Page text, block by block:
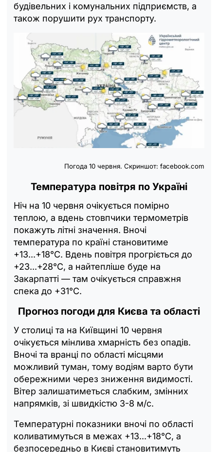
будівельних і комунальних підприємств, а
також порушити рух транспорту.
Погода 10 червня. Скриншот: facebook.com
Температура повітря по Україні
Ніч на 10 червня очікується помірно
теплою, а вдень стовпчики термометрів
покажуть літні значення. Вночі
температура по країні становитиме
+13...+18°С. Вдень повітря прогріється до
+23...+28°С, а найтепліше буде на
Закарпатті — там очікується справжня
спека до +31°С.
Прогноз погоди для Києва та області
У столиці та на Київщині 10 червня
очікується мінлива хмарність без опадів.
Вночі та вранці по області місцями
можливий туман, тому водіям варто бути
обережними через зниження видимості.
Вітер залишатиметься слабким, змінних
напрямків, зі швидкістю 3-8 м/с.
Температурні показники вночі по області
коливатимуться в межах +13...+18°С, а
безпосередньо в Києві становитимуть